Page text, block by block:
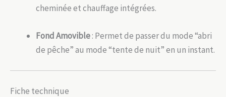
cheminée et chauffage intégrées.
Fond Amovible: Permet de passer du mode “abri
de pêche” au mode “tente de nuit” en un instant.
Fiche technique